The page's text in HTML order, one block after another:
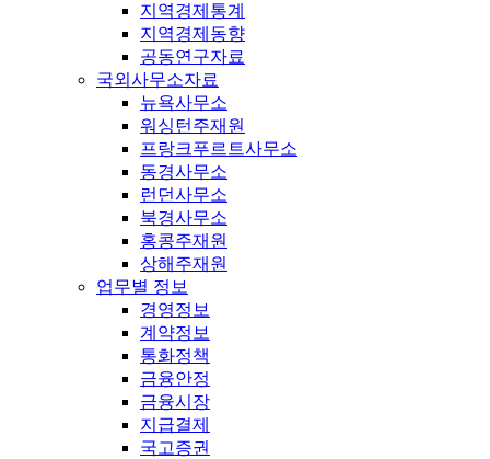
지역경제통계
지역경제동향
공동연구자료
국외사무소자료
뉴욕사무소
워싱턴주재원
프랑크푸르트사무소
동경사무소
런던사무소
북경사무소
홍콩주재원
상해주재원
업무별 정보
경영정보
계약정보
통화정책
금융안정
금융시장
지급결제
국고증권